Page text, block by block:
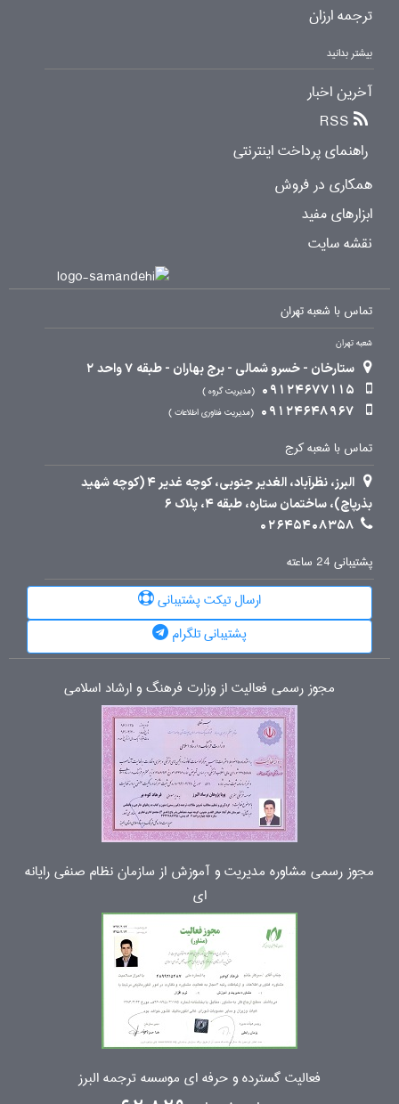
ترجمه ارزان
بیشتر بدانید
آخرین اخبار
RSS
راهنمای پرداخت اینترنتی
همکاری در فروش
ابزارهای مفید
نقشه سایت
تماس با شعبه تهران
شعبه تهران
ستارخان - خسرو شمالی - برج بهاران - طبقه 7 واحد 2
09124677115
مدیریت گروه
09124648967 مدیریت فناوری اطلاعات
تماس با شعبه کرج
البرز، نظرآباد، الغدیر جنوبی، کوچه غدیر 4 (کوچه شهید
بذرپاچ)، ساختمان ستاره، طبقه 4، پلاک 6
02645408358
پشتیبانی 24 ساعته
ارسال تیکت پشتیبانی
پشتیبانی تلگرام
مجوز رسمی فعالیت از وزارت فرهنگ و ارشاد اسلامی
مجوز رسمی مشاوره مدیریت و آموزش از سازمان نظام صنفی رایانه
ای
فعالیت گسترده و حرفه ای موسسه ترجمه البرز